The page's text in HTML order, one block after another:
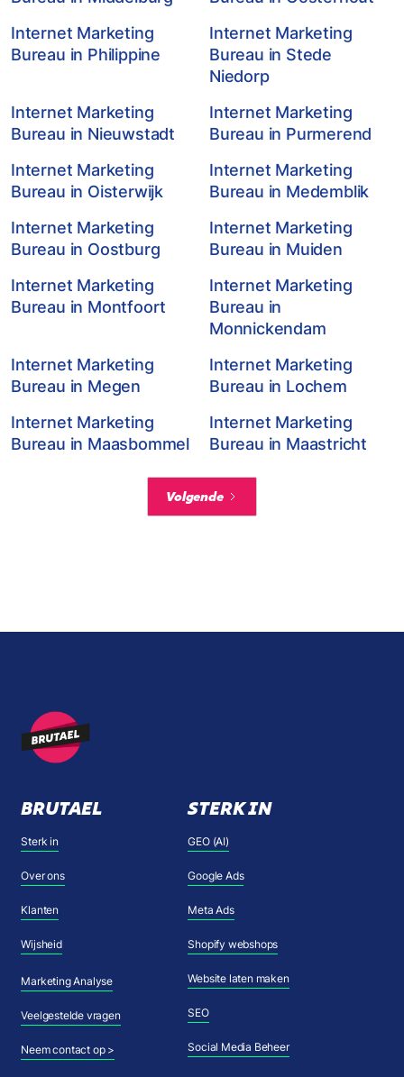
Internet Marketing
Bureau in Philippine
Internet Marketing
Bureau in Stede
Niedorp
Internet Marketing
Bureau in Nieuwstadt
Internet Marketing
Bureau in Purmerend
Internet Marketing
Bureau in Oisterwijk
Internet Marketing
Bureau in Medemblik
Internet Marketing
Bureau in Oostburg
Internet Marketing
Bureau in Muiden
Internet Marketing
Bureau in Montfoort
Internet Marketing
Bureau in
Monnickendam
Internet Marketing
Bureau in Megen
Internet Marketing
Bureau in Lochem
Internet Marketing
Bureau in Maasbommel
Internet Marketing
Bureau in Maastricht
Volgende
BRUTAEL
Sterk in
Over ons
Klanten
Wijsheid
Marketing Analyse
Veelgestelde vragen
Neem contact op >
STERK IN
GEO (AI)
Google Ads
Meta Ads
Shopify webshops
Website laten maken
SEO
Social Media Beheer